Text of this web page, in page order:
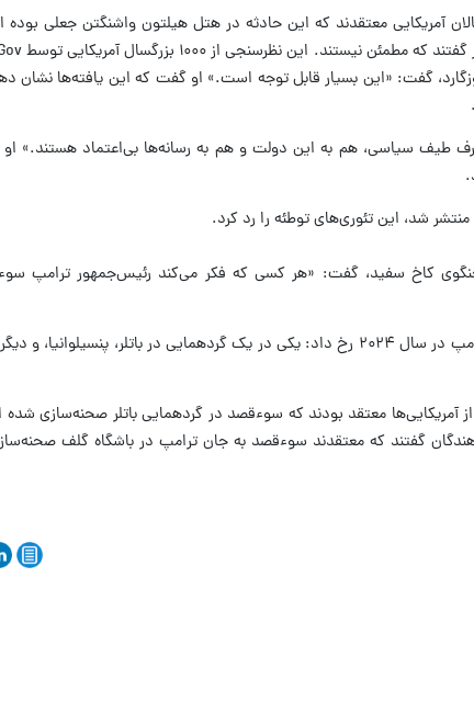
که ۲۴ درصد از بزرگسالان آمریکایی معتقدند که این حادثه در هتل هیلتون واشنگتن
نیوزگارد، گفت: «این بسیار قابل توجه است.» او گفت که این یافته‌ها
طیف سیاسی، هم به این دولت و هم به رسانه‌ها بی‌اعتماد هستند.» او
شد، این تئوری‌های توطئه را رد کرد.
کاخ سفید، گفت: «هر کسی که فکر می‌کند رئیس‌جمهور ترامپ
حادثه ماه آوریل پس از دو سوءقصد به جان ترامپ در سال ۲۰۲۴ رخ داد: یکی در یک گردهمایی در باتلر،
همچنین نشان داد که ۲۴ درصد از آمریکایی‌ها معتقد بودند که سوءقصد در گردهمایی باتلر
و ۱۶ درصد از پاسخ‌دهندگان گفتند که معتقدند سوءقصد به جان ترامپ در باشگاه گلف